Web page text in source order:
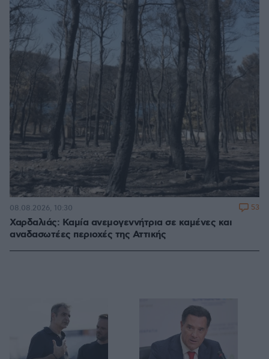
Χαρδαλιάς: Καμία ανεμογεννήτρια σε καμένες και
αναδασωτέες περιοχές της Αττικής
08.08.2026, 10:30 53